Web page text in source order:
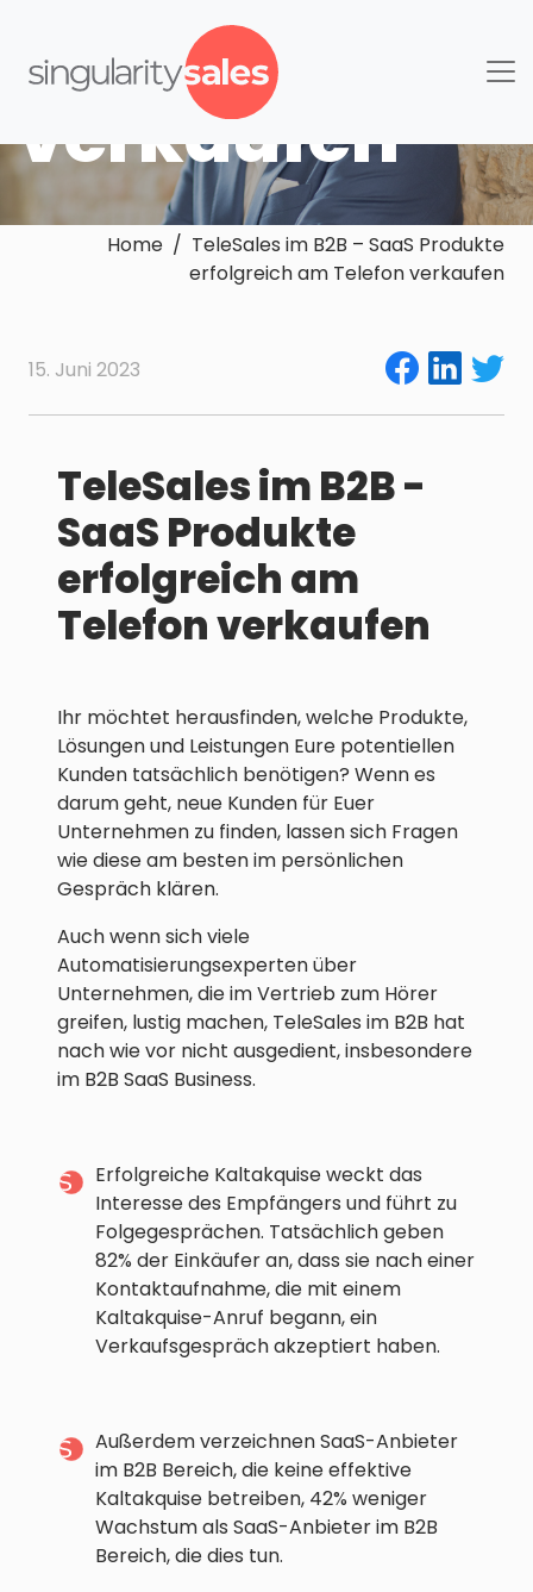
am Telefon
verkaufen
Home / TeleSales im B2B – SaaS Produkte
erfolgreich am Telefon verkaufen
15. Juni 2023
TeleSales im B2B -
SaaS Produkte
erfolgreich am
Telefon verkaufen
Ihr möchtet herausfinden, welche Produkte,
Lösungen und Leistungen Eure potentiellen
Kunden tatsächlich benötigen? Wenn es
darum geht, neue Kunden für Euer
Unternehmen zu finden, lassen sich Fragen
wie diese am besten im persönlichen
Gespräch klären.
Auch wenn sich viele
Automatisierungsexperten über
Unternehmen, die im Vertrieb zum Hörer
greifen, lustig machen, TeleSales im B2B hat
nach wie vor nicht ausgedient, insbesondere
im B2B SaaS Business.
Erfolgreiche Kaltakquise weckt das
Interesse des Empfängers und führt zu
Folgegesprächen. Tatsächlich geben
82% der Einkäufer an, dass sie nach einer
Kontaktaufnahme, die mit einem
Kaltakquise-Anruf begann, ein
Verkaufsgespräch akzeptiert haben.
Außerdem verzeichnen SaaS-Anbieter
im B2B Bereich, die keine effektive
Kaltakquise betreiben, 42% weniger
Wachstum als SaaS-Anbieter im B2B
Bereich, die dies tun.